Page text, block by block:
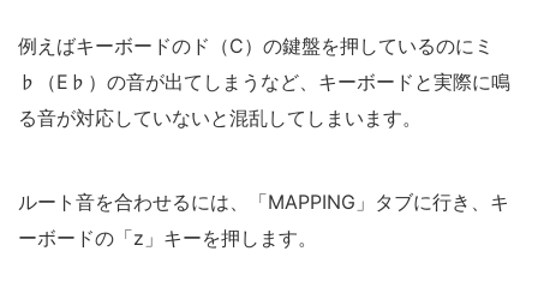
例えばキーボードのド（C）の鍵盤を押しているのにミ
♭（E♭）の音が出てしまうなど、キーボードと実際に鳴
る音が対応していないと混乱してしまいます。
ルート音を合わせるには、「MAPPING」タブに行き、キ
ーボードの「z」キーを押します。